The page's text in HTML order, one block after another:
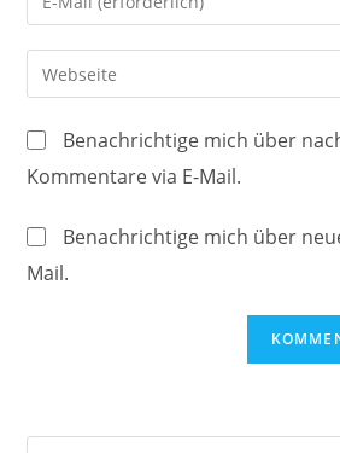
oder
Benutzernamen
zum
ein
deine
E-
Mail-
zum
Kommentieren
Gib
deine
Website-
URL
ein
Benachrichtige mich über
Kommentare via E-Mail.
Benachrichtige mich über
Mail.